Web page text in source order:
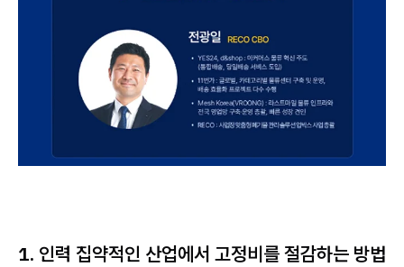
1. 인력 집약적인 산업에서 고정비를 절감하는 방법